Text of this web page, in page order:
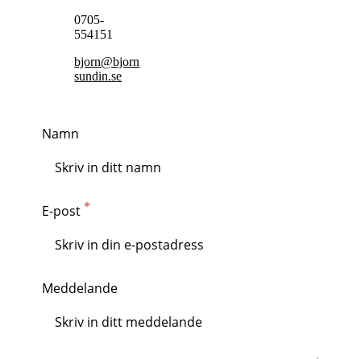
Namn
E-post
Meddelande
0705-
554151
bjorn@bjorn
sundin.se